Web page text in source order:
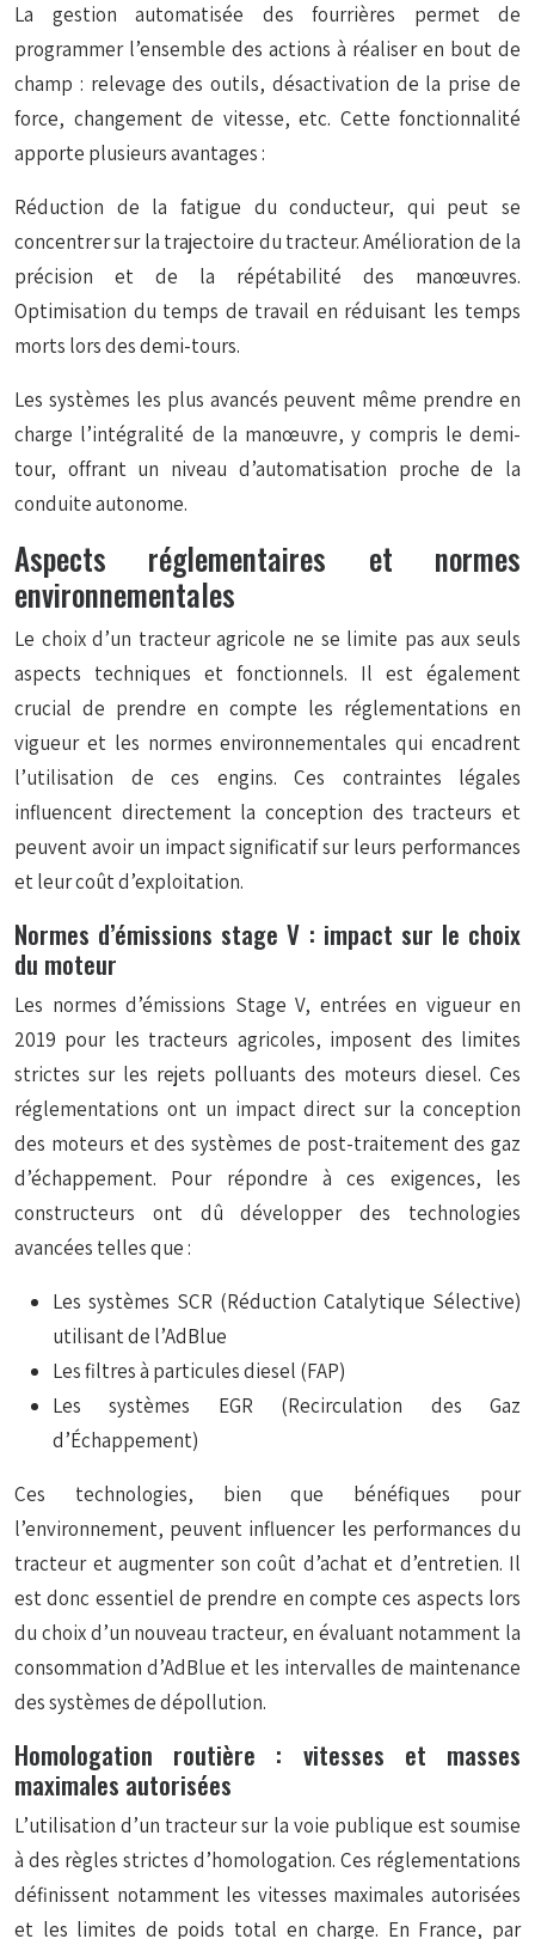
La gestion automatisée des fourrières permet de
programmer l’ensemble des actions à réaliser en bout de
champ : relevage des outils, désactivation de la prise de
force, changement de vitesse, etc. Cette fonctionnalité
apporte plusieurs avantages :
Réduction de la fatigue du conducteur, qui peut se
concentrer sur la trajectoire du tracteur. Amélioration de la
précision et de la répétabilité des manœuvres.
Optimisation du temps de travail en réduisant les temps
morts lors des demi-tours.
Les systèmes les plus avancés peuvent même prendre en
charge l’intégralité de la manœuvre, y compris le demi-
tour, offrant un niveau d’automatisation proche de la
conduite autonome.
Aspects réglementaires et normes
environnementales
Le choix d’un tracteur agricole ne se limite pas aux seuls
aspects techniques et fonctionnels. Il est également
crucial de prendre en compte les réglementations en
vigueur et les normes environnementales qui encadrent
l’utilisation de ces engins. Ces contraintes légales
influencent directement la conception des tracteurs et
peuvent avoir un impact significatif sur leurs performances
et leur coût d’exploitation.
Normes d’émissions stage V : impact sur le choix
du moteur
Les normes d’émissions Stage V, entrées en vigueur en
2019 pour les tracteurs agricoles, imposent des limites
strictes sur les rejets polluants des moteurs diesel. Ces
réglementations ont un impact direct sur la conception
des moteurs et des systèmes de post-traitement des gaz
d’échappement. Pour répondre à ces exigences, les
constructeurs ont dû développer des technologies
avancées telles que :
Les systèmes SCR (Réduction Catalytique Sélective)
utilisant de l’AdBlue
Les filtres à particules diesel (FAP)
Les systèmes EGR (Recirculation des Gaz
d’Échappement)
Ces technologies, bien que bénéfiques pour
l’environnement, peuvent influencer les performances du
tracteur et augmenter son coût d’achat et d’entretien. Il
est donc essentiel de prendre en compte ces aspects lors
du choix d’un nouveau tracteur, en évaluant notamment la
consommation d’AdBlue et les intervalles de maintenance
des systèmes de dépollution.
Homologation routière : vitesses et masses
maximales autorisées
L’utilisation d’un tracteur sur la voie publique est soumise
à des règles strictes d’homologation. Ces réglementations
définissent notamment les vitesses maximales autorisées
et les limites de poids total en charge. En France, par